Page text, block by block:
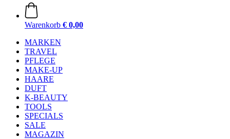
Warenkorb € 0,00
MARKEN
TRAVEL
PFLEGE
MAKE-UP
HAARE
DUFT
K-BEAUTY
TOOLS
SPECIALS
SALE
MAGAZIN